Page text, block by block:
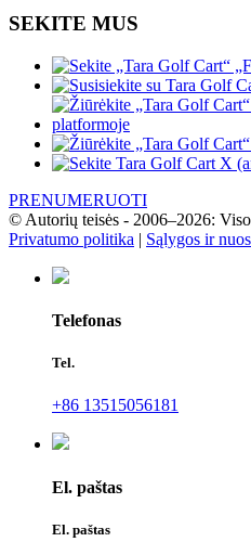
SEKITE MUS
PRENUMERUOTI
© Autorių teisės - 2006–2026:
Privatumo politika | Sąlygos ir
Telefonas
Tel.
+86 13515056181
El. paštas
El. paštas